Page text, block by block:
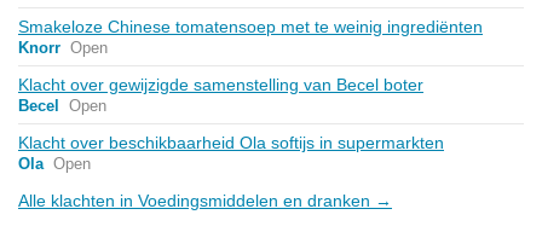
Smakeloze Chinese tomatensoep met te weinig ingrediënten
Knorr Open
Klacht over gewijzigde samenstelling van Becel boter
Becel Open
Klacht over beschikbaarheid Ola softijs in supermarkten
Ola Open
Alle klachten in Voedingsmiddelen en dranken →